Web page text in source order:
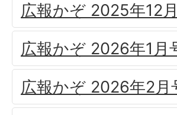
広報かぞ 2025年12
広報かぞ 2026年1月
広報かぞ 2026年2月